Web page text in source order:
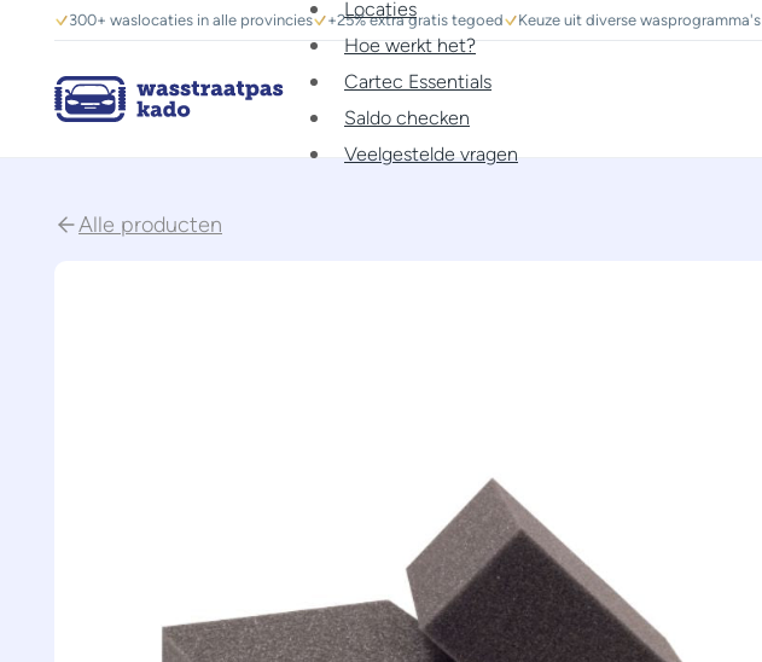
300+ waslocaties in alle provincies +25% extra gratis tegoed Keuze uit diverse wasprogramma's
Locaties
Hoe werkt het?
Cartec Essentials
Saldo checken
Veelgestelde vragen
Alle producten